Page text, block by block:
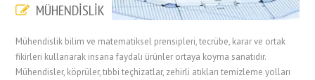
MÜHENDİSLİK
Mühendislik bilim ve matematiksel prensipleri, tecrübe, karar ve ortak
fikirleri kullanarak insana faydalı ürünler ortaya koyma sanatıdır.
Mühendisler, köprüler, tıbbi teçhizatlar, zehirli atıkları temizleme yolları